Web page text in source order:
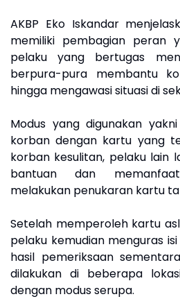
AKBP Eko Iskandar
memiliki pembagian peran
pelaku yang bertugas
berpura-pura membantu
hingga mengawasi situasi di
Modus yang digunakan
korban dengan kartu yang
korban kesulitan, pelaku lain
bantuan dan
melakukan penukaran kartu
Setelah memperoleh kartu
pelaku kemudian menguras
hasil pemeriksaan
dilakukan di beberapa
dengan modus serupa.